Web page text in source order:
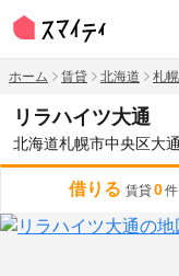
ホーム 賃貸 北海道 札
リラハイツ大通
北海道札幌市中央区大
借りる 賃貸0件